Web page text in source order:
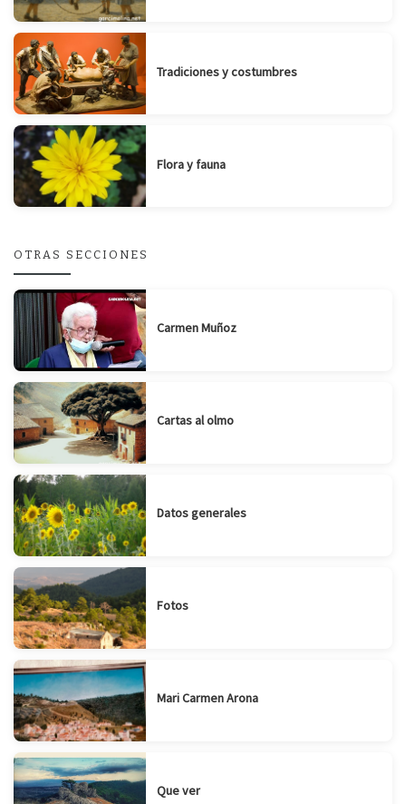
Tradiciones y costumbres
Flora y fauna
OTRAS SECCIONES
Carmen Muñoz
Cartas al olmo
Datos generales
Fotos
Mari Carmen Arona
Que ver